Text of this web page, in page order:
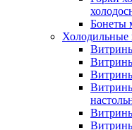
Бонеты
Холодильные